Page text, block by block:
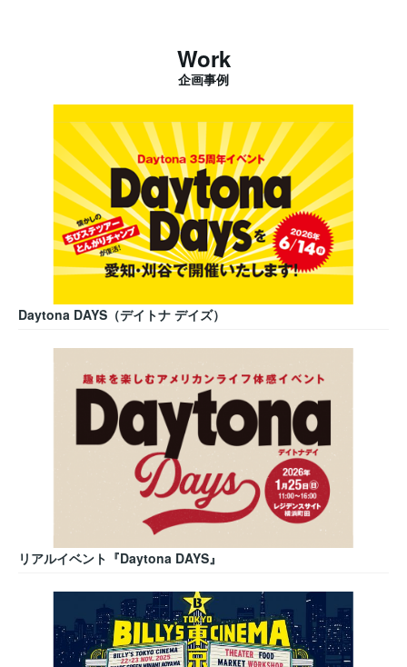
Work
企画事例
Daytona DAYS（デイトナ デイズ）
リアルイベント『Daytona DAYS』